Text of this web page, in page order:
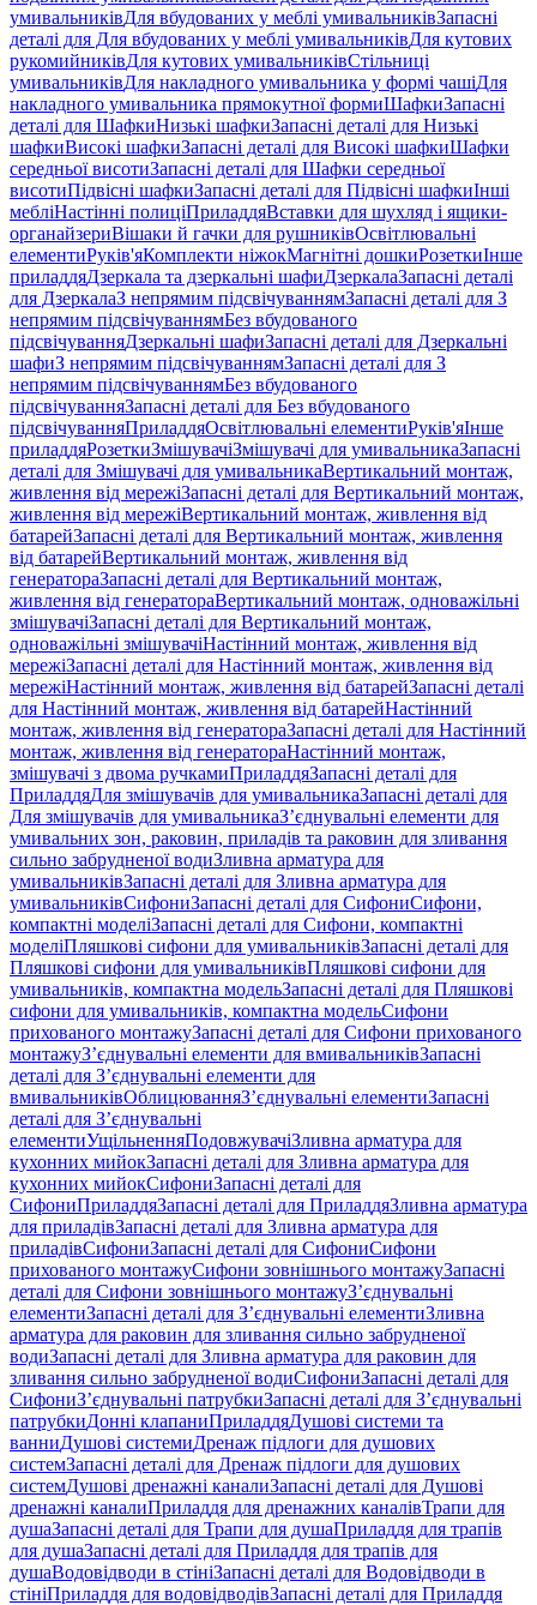
умивальниківДля вбудованих у меблі умивальниківЗапасні
деталі для Для вбудованих у меблі умивальниківДля кутових
рукомийниківДля кутових умивальниківСтільниці
умивальниківДля накладного умивальника у формі чашіДля
накладного умивальника прямокутної формиШафкиЗапасні
деталі для ШафкиНизькі шафкиЗапасні деталі для Низькі
шафкиВисокі шафкиЗапасні деталі для Високі шафкиШафки
середньої висотиЗапасні деталі для Шафки середньої
висотиПідвісні шафкиЗапасні деталі для Підвісні шафкиІнші
мебліНастінні полиціПриладдяВставки для шухляд і ящики-
органайзериВішаки й гачки для рушниківОсвітлювальні
елементиРуків'яКомплекти ніжокМагнітні дошкиРозеткиІнше
приладдяДзеркала та дзеркальні шафиДзеркалаЗапасні деталі
для ДзеркалаЗ непрямим підсвічуваннямЗапасні деталі для З
непрямим підсвічуваннямБез вбудованого
підсвічуванняДзеркальні шафиЗапасні деталі для Дзеркальні
шафиЗ непрямим підсвічуваннямЗапасні деталі для З
непрямим підсвічуваннямБез вбудованого
підсвічуванняЗапасні деталі для Без вбудованого
підсвічуванняПриладдяОсвітлювальні елементиРуків'яІнше
приладдяРозеткиЗмішувачіЗмішувачі для умивальникаЗапасні
деталі для Змішувачі для умивальникаВертикальний монтаж,
живлення від мережіЗапасні деталі для Вертикальний монтаж,
живлення від мережіВертикальний монтаж, живлення від
батарейЗапасні деталі для Вертикальний монтаж, живлення
від батарейВертикальний монтаж, живлення від
генератораЗапасні деталі для Вертикальний монтаж,
живлення від генератораВертикальний монтаж, одноважільні
змішувачіЗапасні деталі для Вертикальний монтаж,
одноважільні змішувачіНастінний монтаж, живлення від
мережіЗапасні деталі для Настінний монтаж, живлення від
мережіНастінний монтаж, живлення від батарейЗапасні деталі
для Настінний монтаж, живлення від батарейНастінний
монтаж, живлення від генератораЗапасні деталі для Настінний
монтаж, живлення від генератораНастінний монтаж,
змішувачі з двома ручкамиПриладдяЗапасні деталі для
ПриладдяДля змішувачів для умивальникаЗапасні деталі для
Для змішувачів для умивальникаЗ’єднувальні елементи для
умивальних зон, раковин, приладів та раковин для зливання
сильно забрудненої водиЗливна арматура для
умивальниківЗапасні деталі для Зливна арматура для
умивальниківСифониЗапасні деталі для СифониСифони,
компактні моделіЗапасні деталі для Сифони, компактні
моделіПляшкові сифони для умивальниківЗапасні деталі для
Пляшкові сифони для умивальниківПляшкові сифони для
умивальників, компактна модельЗапасні деталі для Пляшкові
сифони для умивальників, компактна модельСифони
прихованого монтажуЗапасні деталі для Сифони прихованого
монтажуЗ’єднувальні елементи для вмивальниківЗапасні
деталі для З’єднувальні елементи для
вмивальниківОблицюванняЗ’єднувальні елементиЗапасні
деталі для З’єднувальні
елементиУщільненняПодовжувачіЗливна арматура для
кухонних мийокЗапасні деталі для Зливна арматура для
кухонних мийокСифониЗапасні деталі для
СифониПриладдяЗапасні деталі для ПриладдяЗливна арматура
для приладівЗапасні деталі для Зливна арматура для
приладівСифониЗапасні деталі для СифониСифони
прихованого монтажуСифони зовнішнього монтажуЗапасні
деталі для Сифони зовнішнього монтажуЗ’єднувальні
елементиЗапасні деталі для З’єднувальні елементиЗливна
арматура для раковин для зливання сильно забрудненої
водиЗапасні деталі для Зливна арматура для раковин для
зливання сильно забрудненої водиСифониЗапасні деталі для
СифониЗ’єднувальні патрубкиЗапасні деталі для З’єднувальні
патрубкиДонні клапаниПриладдяДушові системи та
ванниДушові системиДренаж підлоги для душових
системЗапасні деталі для Дренаж підлоги для душових
системДушові дренажні каналиЗапасні деталі для Душові
дренажні каналиПриладдя для дренажних каналівТрапи для
душаЗапасні деталі для Трапи для душаПриладдя для трапів
для душаЗапасні деталі для Приладдя для трапів для
душаВодовідводи в стініЗапасні деталі для Водовідводи в
стініПриладдя для водовідводівЗапасні деталі для Приладдя